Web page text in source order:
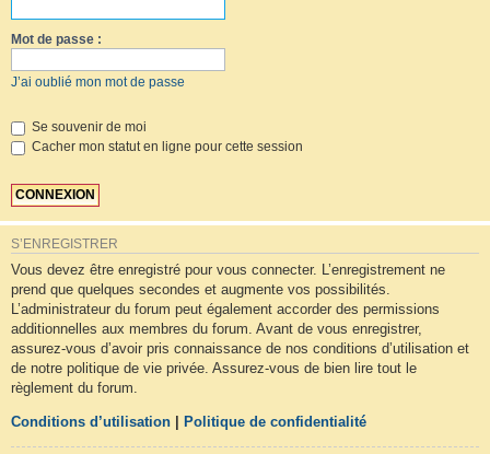
Mot de passe :
J’ai oublié mon mot de passe
Se souvenir de moi
Cacher mon statut en ligne pour cette session
S’ENREGISTRER
Vous devez être enregistré pour vous connecter. L’enregistrement ne
prend que quelques secondes et augmente vos possibilités.
L’administrateur du forum peut également accorder des permissions
additionnelles aux membres du forum. Avant de vous enregistrer,
assurez-vous d’avoir pris connaissance de nos conditions d’utilisation et
de notre politique de vie privée. Assurez-vous de bien lire tout le
règlement du forum.
Conditions d’utilisation Politique de confidentialité